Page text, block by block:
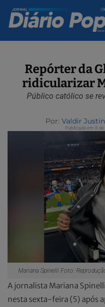
Repórter da
ridicularizar
Público católico se
Por: Valdir
Publicada em 8
Mariana Spinelli Foto:
A jornalista Mariana
nesta sexta-feira (5) após